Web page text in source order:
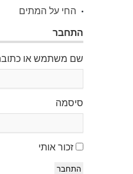
החי על המתים
התחבר
שם משתמש או
סיסמה
זכור אותי
התחבר